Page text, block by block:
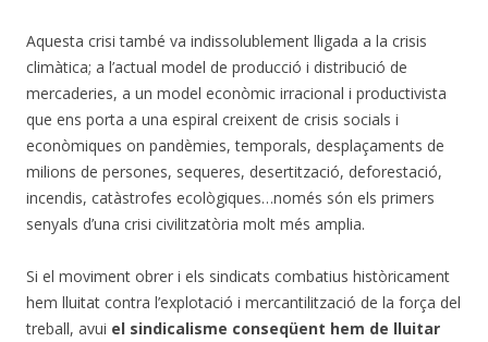
Aquesta crisi també va indissolublement lligada a la crisis
climàtica; a l’actual model de producció i distribució de
mercaderies, a un model econòmic irracional i productivista
que ens porta a una espiral creixent de crisis socials i
econòmiques on pandèmies, temporals, desplaçaments de
milions de persones, sequeres, desertització, deforestació,
incendis, catàstrofes ecològiques…només són els primers
senyals d’una crisi civilitzatòria molt més amplia.
Si el moviment obrer i els sindicats combatius històricament
hem lluitat contra l’explotació i mercantilització de la força del
treball, avui el sindicalisme conseqüent hem de lluitar